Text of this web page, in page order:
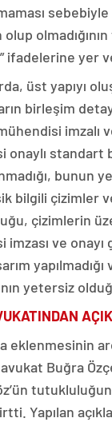
olmadığının
ifadelerine yer
üst yapıyı
birleşim
imzalı
onaylı standart
bunun
bilgili çizimler
çizimlerin
ve onayı
yetersiz
eklenmesinin
Buğra
Yapılan